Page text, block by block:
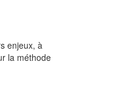
enjeux, à
la méthode